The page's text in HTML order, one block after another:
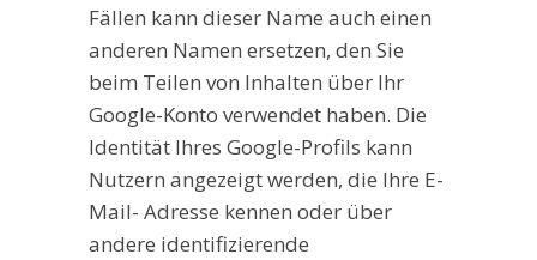
Fällen kann dieser Name auch einen
anderen Namen ersetzen, den Sie
beim Teilen von Inhalten über Ihr
Google-Konto verwendet haben. Die
Identität Ihres Google-Profils kann
Nutzern angezeigt werden, die Ihre E-
Mail- Adresse kennen oder über
andere identifizierende